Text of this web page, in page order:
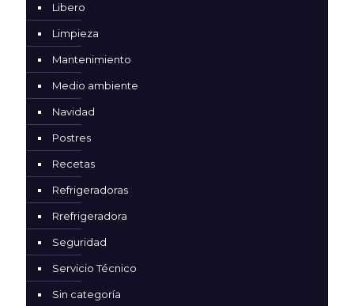
Libero
Limpieza
Mantenimiento
Medio ambiente
Navidad
Postres
Recetas
Refrigeradoras
Rrefrigeradora
Seguridad
Servicio Técnico
Sin categoría